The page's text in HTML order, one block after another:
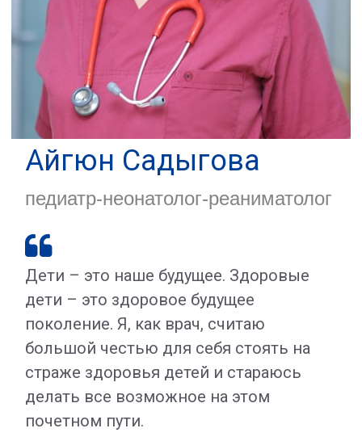
Айгюн Садыгова
педиатр-неонатолог-реаниматолог

Дети – это наше будущее. Здоровые
дети – это здоровое будущее
поколение. Я, как врач, считаю
большой честью для себя стоять на
страже здоровья детей и стараюсь
делать все возможное на этом
почетном пути.